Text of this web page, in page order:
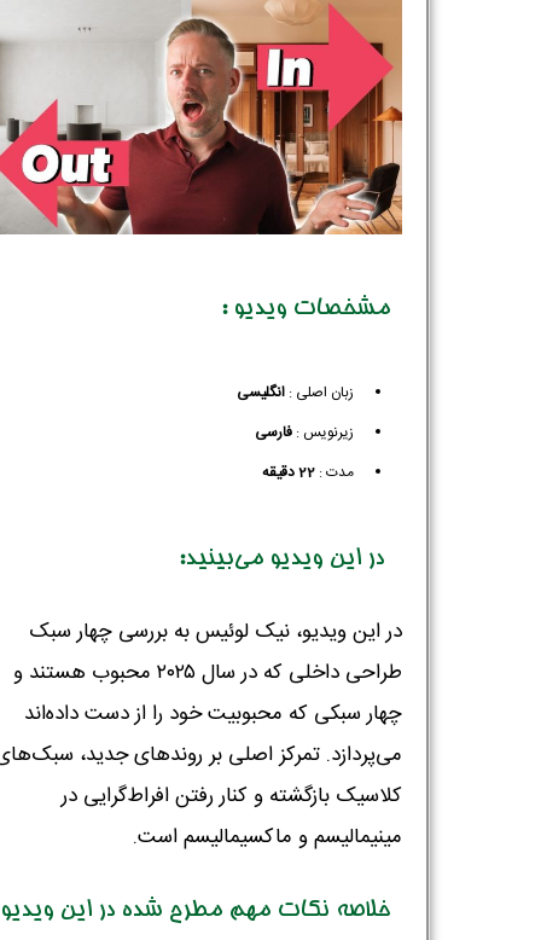
مشخصات ویدیو :
زبان اصلی : انگلیسی
زیرنویس :‌ فارسی
مدت : 22 دقیقه
در این ویدیو می‌بینید:
در این ویدیو، نیک لوئیس به بررسی چهار سبک
طراحی داخلی که در سال ۲۰۲۵ محبوب هستند و
چهار سبکی که محبوبیت خود را از دست داده‌اند
می‌پردازد. تمرکز اصلی بر روندهای جدید،
کلاسیک بازگشته و کنار رفتن افراط‌گرایی در
مینیمالیسم و ماکسیمالیسم است.
خلاصه نکات مهم مطرح شده در این ویدیو